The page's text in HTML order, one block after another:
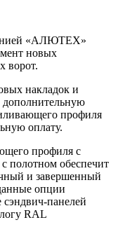
«АЛЮТЕХ»
новых
ворот.
накладок и
дополнительную
профиля
оплату.
профиля с
полотном обеспечит
и завершенный
опции
сэндвич-панелей
RAL